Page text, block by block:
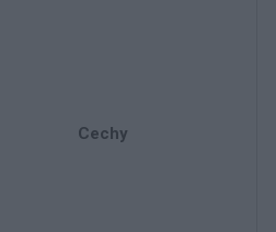
Cechy